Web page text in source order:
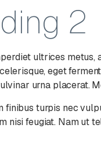
2
ultrices metus,
eget
urna placerat.
finibus turpis nec
nisi feugiat. Nam ut